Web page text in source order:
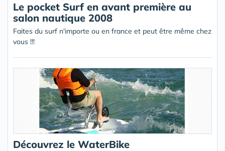
Le pocket Surf en avant première au
salon nautique 2008
Faites du surf n'importe ou en france et peut être même chez
vous !!!
Découvrez le WaterBike